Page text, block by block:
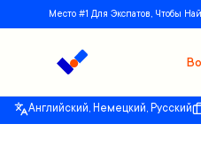
Место #1 Для Экспатов, Чтобы
Английский, Немецкий, Русский